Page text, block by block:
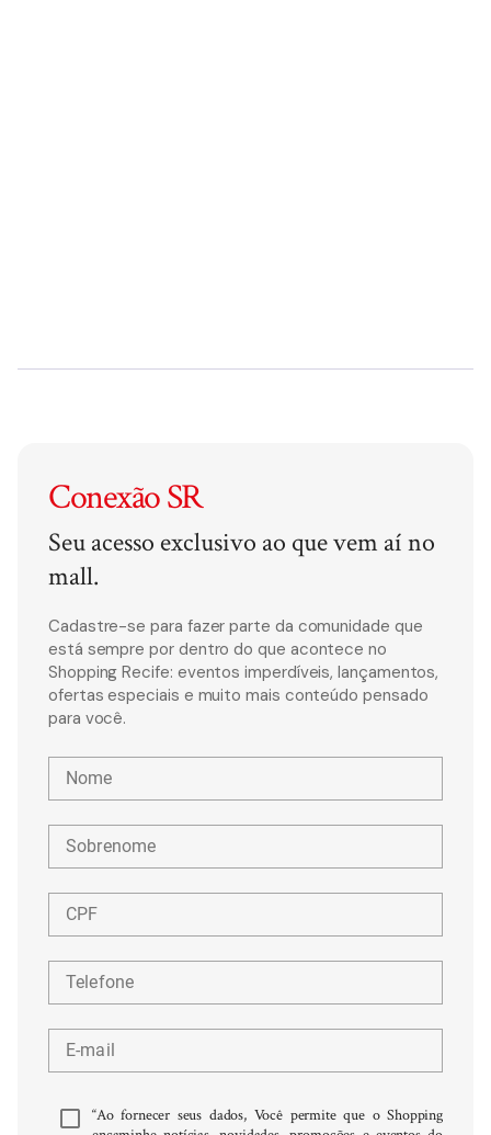
Conexão SR
Seu acesso exclusivo ao que vem aí no
mall.
Cadastre-se para fazer parte da comunidade que
está sempre por dentro do que acontece no
Shopping Recife: eventos imperdíveis, lançamentos,
ofertas especiais e muito mais conteúdo pensado
para você.
Nome
Sobrenome
CPF
Telefone
E-mail
“Ao fornecer seus dados, Você permite que o Shopping